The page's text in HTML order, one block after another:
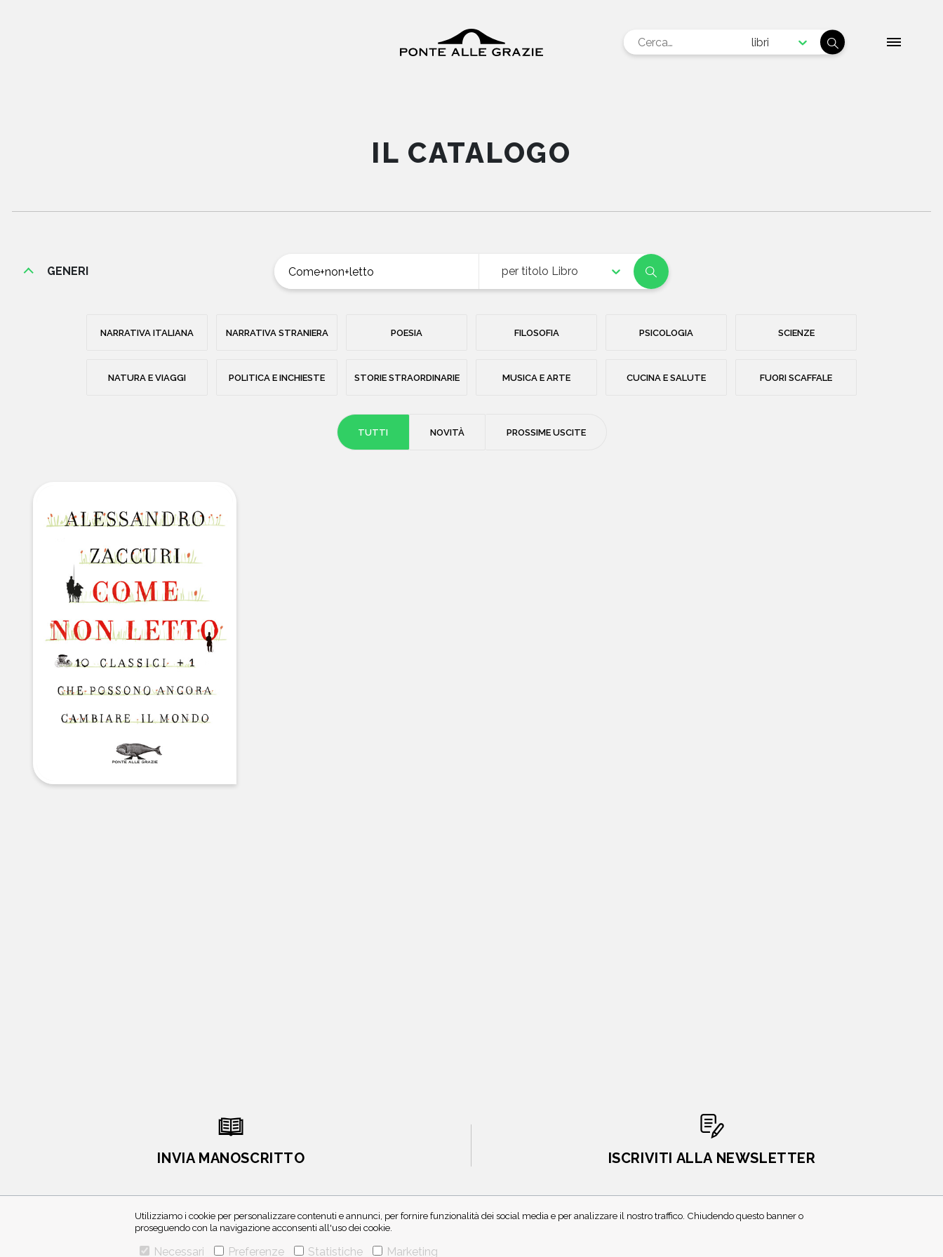
libri
IL CATALOGO
per titolo Libro
GENERI
NARRATIVA ITALIANA NARRATIVA STRANIERA POESIA FILOSOFIA PSICOLOGIA SCIENZE
NATURA E VIAGGI POLITICA E INCHIESTE STORIE STRAORDINARIE MUSICA E ARTE CUCINA E SALUTE FUORI SCAFFALE
TUTTI NOVITÀ PROSSIME USCITE
Utilizziamo i cookie per personalizzare contenuti e annunci, per fornire funzionalità dei social media e per analizzare il nostro traffico. Chiudendo questo banner o
proseguendo con la navigazione acconsenti all'uso dei cookie.
Necessari Preferenze Statistiche Marketing
INVIA MANOSCRITTO ISCRIVITI ALLA NEWSLETTER